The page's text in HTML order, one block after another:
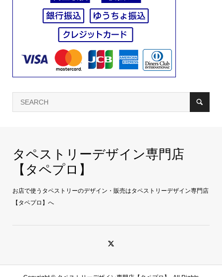
タペストリーデザイン専門店
【タペプロ】
お店で使うタペストリーのデザイン・販売はタペストリーデザイン専門店
【タペプロ】へ